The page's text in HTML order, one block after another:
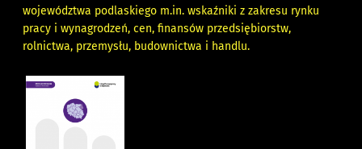
województwa podlaskiego m.in. wskaźniki z zakresu rynku
pracy i wynagrodzeń, cen, finansów przedsiębiorstw,
rolnictwa, przemysłu, budownictwa i handlu.